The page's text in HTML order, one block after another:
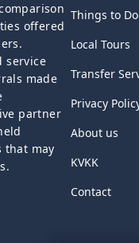
offered
service
made
partner
that may
Things to Do
Local Tours
Transfer
Privacy
About us
KVKK
Contact